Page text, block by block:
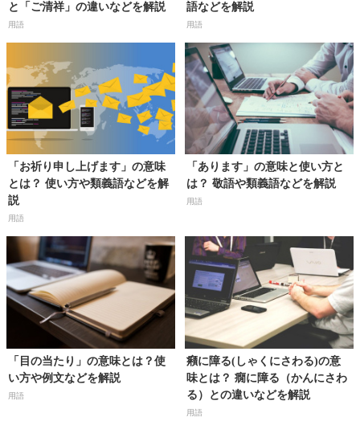
と「ご清祥」の違いなどを解説
用語
語などを解説
用語
「お祈り申し上げます」の意味
とは？ 使い方や類義語などを解
説
用語
「あります」の意味と使い方と
は？ 敬語や類義語などを解説
用語
「目の当たり」の意味とは？使
い方や例文などを解説
用語
癪に障る(しゃくにさわる)の意
味とは？ 癇に障る（かんにさわ
る）との違いなどを解説
用語